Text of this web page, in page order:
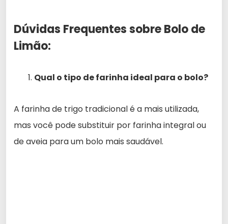
Dúvidas Frequentes sobre Bolo de
Limão:
Qual o tipo de farinha ideal para o bolo?
A farinha de trigo tradicional é a mais utilizada,
mas você pode substituir por farinha integral ou
de aveia para um bolo mais saudável.